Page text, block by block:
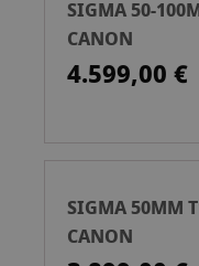
SIGMA 50-
CANON
4.599,00 €
SIGMA 50MM
CANON